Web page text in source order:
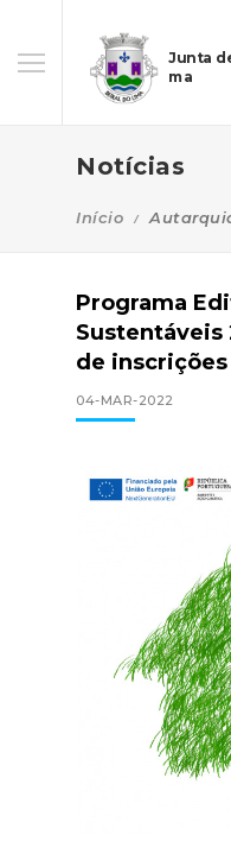
Junta
ma
Notícias
Início
Programa
Sustentáveis
de
04-MAR-2022